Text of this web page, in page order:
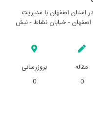
استان اصفهان با مدیریت
- خیابان نشاط - نبش
مقاله
0
بروزرسانی
0